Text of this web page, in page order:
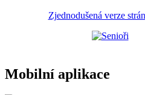
Zjednodušená verze
Mobilní aplikace